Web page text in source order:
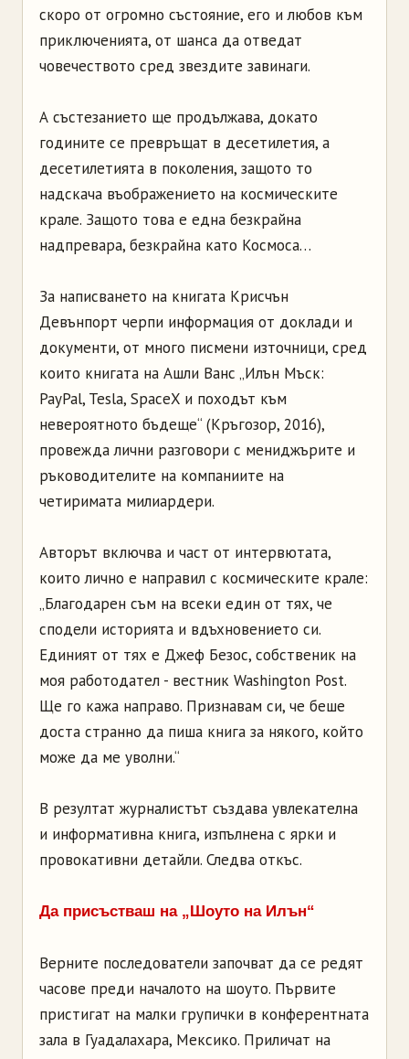
скоро от огромно състояние, его и любов към
приключенията, от шанса да отведат
човечеството сред звездите завинаги.
А състезанието ще продължава, докато
годините се превръщат в десетилетия, а
десетилетията в поколения, защото то
надскача въображението на космическите
крале. Защото това е една безкрайна
надпревара, безкрайна като Космоса…
За написването на книгата Крисчън
Девънпорт черпи информация от доклади и
документи, от много писмени източници, сред
които книгата на Ашли Ванс „Илън Мъск:
PayPal, Tesla, SpaceX и походът към
невероятното бъдеще“ (Кръгозор, 2016),
провежда лични разговори с мениджърите и
ръководителите на компаниите на
четиримата милиардери.
Авторът включва и част от интервютата,
които лично е направил с космическите крале:
„Благодарен съм на всеки един от тях, че
сподели историята и вдъхновението си.
Единият от тях е Джеф Безос, собственик на
моя работодател - вестник Washington Post.
Ще го кажа направо. Признавам си, че беше
доста странно да пиша книга за някого, който
може да ме уволни.“
В резултат журналистът създава увлекателна
и информативна книга, изпълнена с ярки и
провокативни детайли. Следва откъс.
Да присъстваш на „Шоуто на Илън“
Верните последователи започват да се редят
часове преди началото на шоуто. Първите
пристигат на малки групички в конферентната
зала в Гуадалахара, Мексико. Приличат на